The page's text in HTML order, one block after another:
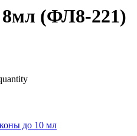
(ФЛ8-221)
до 10 мл